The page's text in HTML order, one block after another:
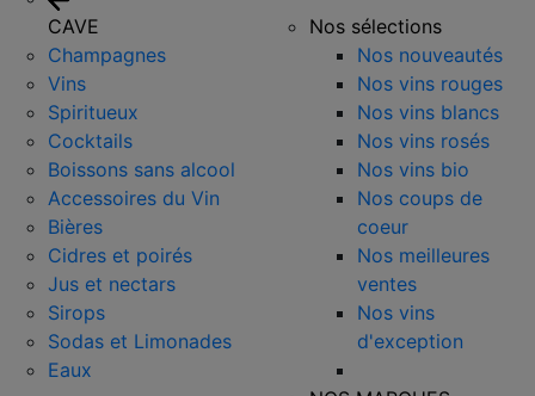
CAVE
Champagnes
Vins
Spiritueux
Cocktails
Boissons sans alcool
Accessoires du Vin
Bières
Cidres et poirés
Jus et nectars
Sirops
Sodas et Limonades
Eaux
Nos sélections
Nos nouveautés
Nos vins rouges
Nos vins blancs
Nos vins rosés
Nos vins bio
Nos coups de
coeur
Nos meilleures
ventes
Nos vins
d'exception